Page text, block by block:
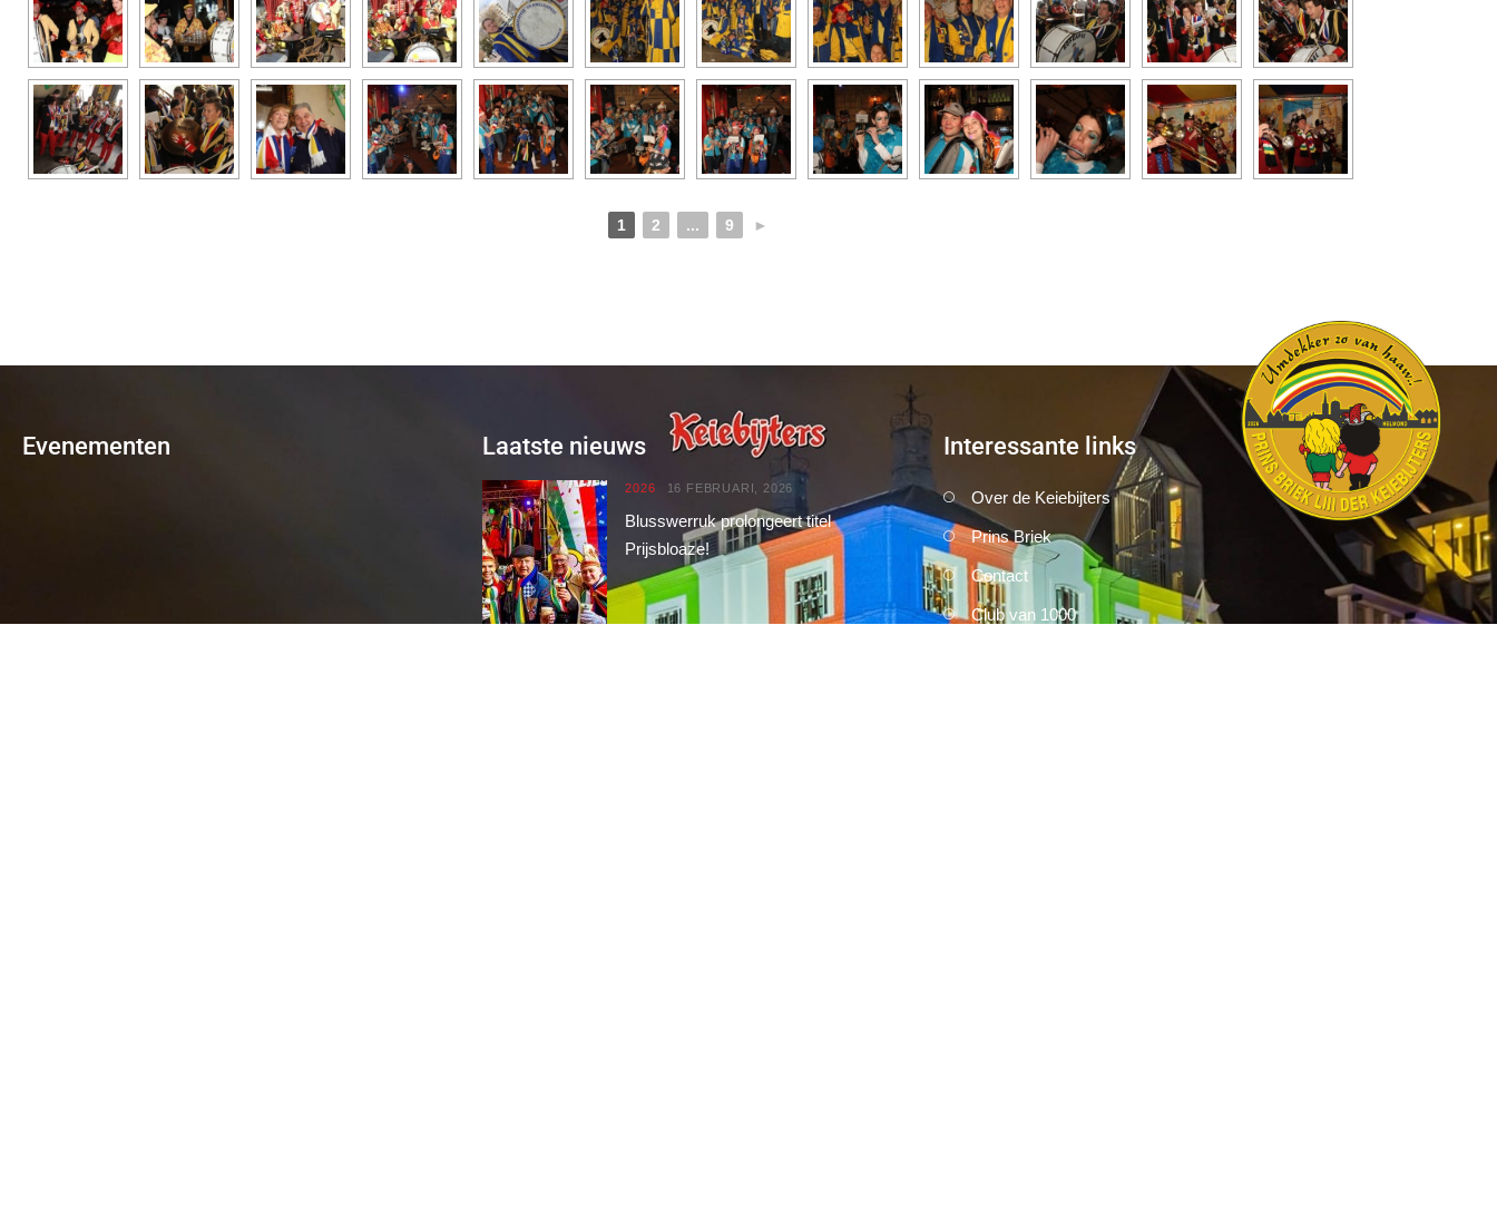
1 2 ... 9 ►
Evenementen Laatste nieuws
2026 16 FEBRUARI, 2026
Blusswerruk prolongeert titel
Prijsbloaze!
Interessante links
Over de Keiebijters
Prins Briek
Contact
Club van 1000